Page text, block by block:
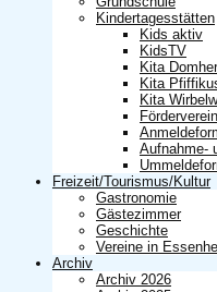
Kindertagesstätten
Kids aktiv
KidsTV
Kita
Kita
Kita
Aufnahme-
Freizeit/Tourismus/Kultur
Gastronomie
Gästezimmer
Geschichte
Vereine in
Archiv
Archiv 2026